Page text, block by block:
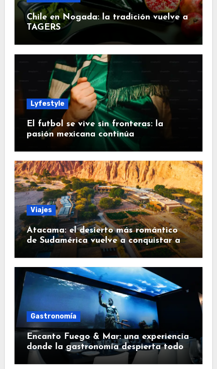
Chile en Nogada: la tradición vuelve a
TAGERS
Lyfestyle
El futbol se vive sin fronteras: la
pasión mexicana continúa
Viajes
Atacama: el desierto más romántico
de Sudamérica vuelve a conquistar a
los viajeros
Gastronomía
Encanto Fuego & Mar: una experiencia
donde la gastronomía despierta todos
los sentidos